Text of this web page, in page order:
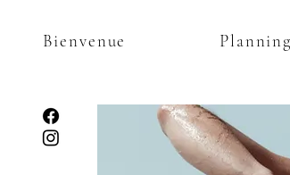
Bienvenue Planning